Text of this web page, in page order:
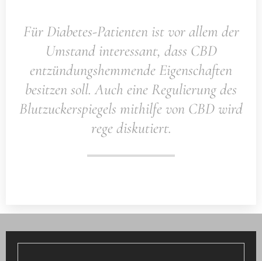
Für Diabetes-Patienten ist vor allem der
Umstand interessant, dass CBD
entzündungshemmende Eigenschaften
besitzen soll. Auch eine Regulierung des
Blut­zu­cker­spie­gels mithilfe von CBD wird
rege diskutiert.